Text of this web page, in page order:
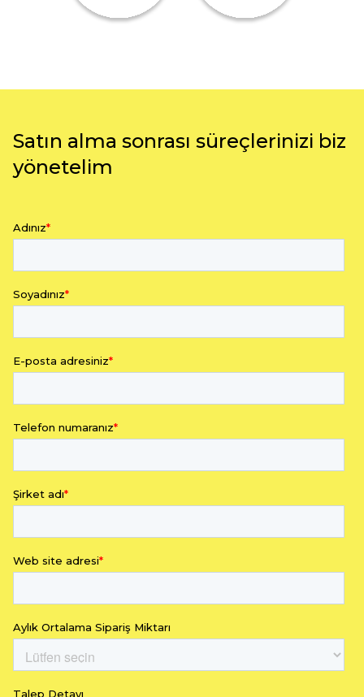
Satın alma sonrası süreçlerinizi biz
yönetelim